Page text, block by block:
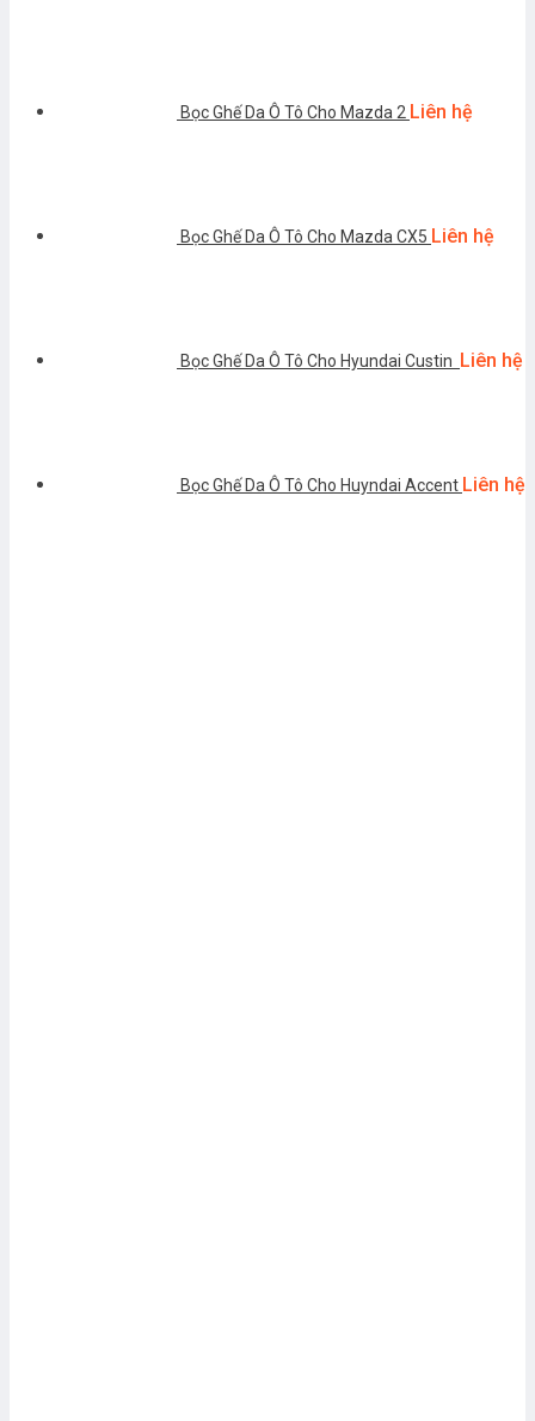
Bọc Ghế Da Ô Tô Cho Mazda 2 Liên hệ
Bọc Ghế Da Ô Tô Cho Mazda CX5 Liên hệ
Bọc Ghế Da Ô Tô Cho Hyundai Custin Liên hệ
Bọc Ghế Da Ô Tô Cho Huyndai Accent Liên hệ